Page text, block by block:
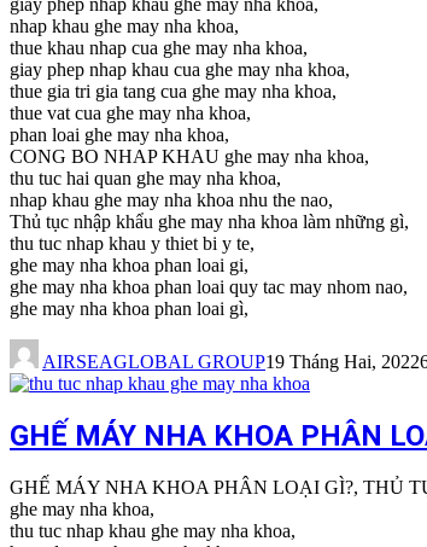
giay phep nhap khau ghe may nha khoa,
nhap khau ghe may nha khoa,
thue khau nhap cua ghe may nha khoa,
giay phep nhap khau cua ghe may nha khoa,
thue gia tri gia tang cua ghe may nha khoa,
thue vat cua ghe may nha khoa,
phan loai ghe may nha khoa,
CONG BO NHAP KHAU ghe may nha khoa,
thu tuc hai quan ghe may nha khoa,
nhap khau ghe may nha khoa nhu the nao,
Thủ tục nhập khẩu ghe may nha khoa làm những gì,
thu tuc nhap khau y thiet bi y te,
ghe may nha khoa phan loai gi,
ghe may nha khoa phan loai quy tac may nhom nao,
ghe may nha khoa phan loai gì,
AIRSEAGLOBAL GROUP19 Tháng Hai, 2022
GHẾ MÁY NHA KHOA PHÂN
GHẾ MÁY NHA KHOA PHÂN LOẠI GÌ?, THỦ
ghe may nha khoa,
thu tuc nhap khau ghe may nha khoa,